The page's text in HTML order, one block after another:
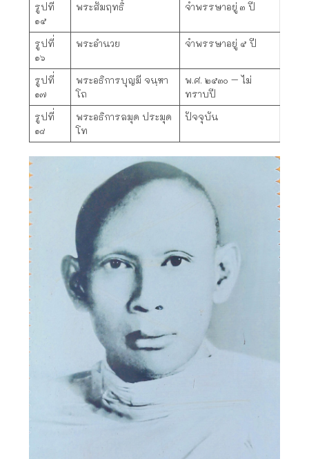
รูปที่
๑๕
พระสัมฤทธิ์ จำพรรษาอยู่ ๓ ปี
รูปที่
๑๖
พระอำนวย จำพรรษาอยู่ ๕ ปี
รูปที่
๑๗
พระอธิการบุญมี จนฺหา
โถ
พ.ศ. ๒๕๓๐ – ไม่
ทราบปี
รูปที่
๑๘
พระอธิการลมุด ประมุด
โท
ปัจจุบัน